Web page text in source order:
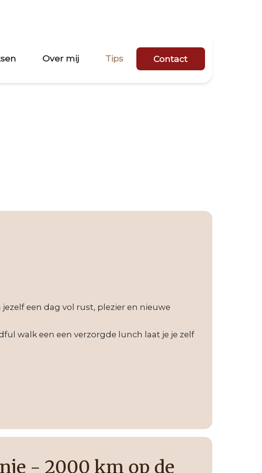
Over mij Tips Contact
een dag vol rust, plezier en nieuwe
walk een een verzorgde lunch laat je je zelf
- 2000 km op de